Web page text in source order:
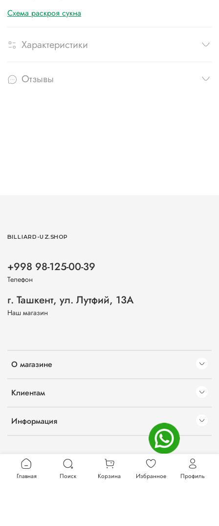
Схема раскроя сукна
Характеристики
Отзывы
О магазине
Клиентам
Информация
BILLIARD-UZ.SHOP
+998 98-125-00-39
Телефон
г. Ташкент, ул. Лутфий, 13А
Наш магазин
Главная Поиск Корзина Избранное Профиль